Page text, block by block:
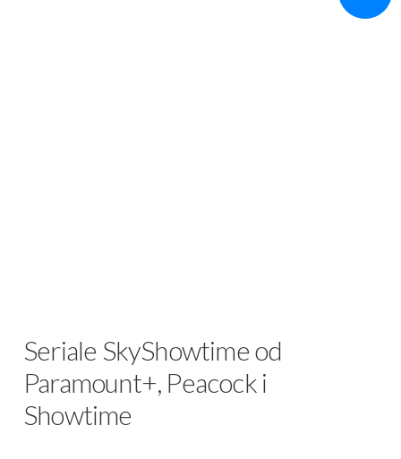
Seriale SkyShowtime od
Paramount+, Peacock i
Showtime